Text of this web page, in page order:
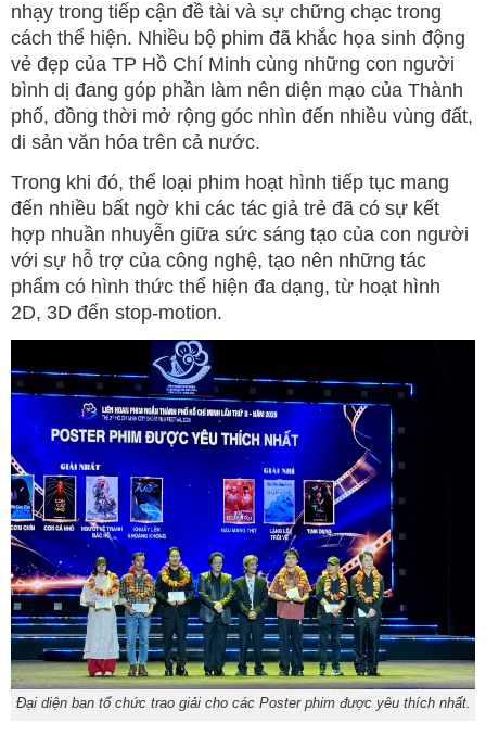
nhạy trong tiếp cận đề tài và sự chững chạc trong
cách thể hiện. Nhiều bộ phim đã khắc họa sinh động
vẻ đẹp của TP Hồ Chí Minh cùng những con người
bình dị đang góp phần làm nên diện mạo của Thành
phố, đồng thời mở rộng góc nhìn đến nhiều vùng đất,
di sản văn hóa trên cả nước.
Trong khi đó, thể loại phim hoạt hình tiếp tục mang
đến nhiều bất ngờ khi các tác giả trẻ đã có sự kết
hợp nhuần nhuyễn giữa sức sáng tạo của con người
với sự hỗ trợ của công nghệ, tạo nên những tác
phẩm có hình thức thể hiện đa dạng, từ hoạt hình
2D, 3D đến stop-motion.
Đại diện ban tổ chức trao giải cho các Poster phim được yêu thích nhất.